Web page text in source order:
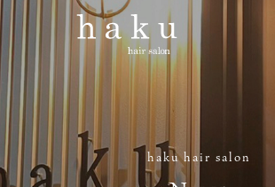
haku hair salon